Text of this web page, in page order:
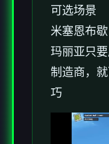
可选场景
米塞恩布歇
玛丽亚只
制造商，
巧